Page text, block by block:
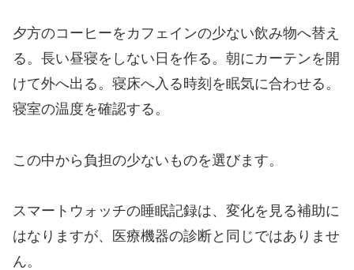
夕方のコーヒーをカフェインの少ない飲み物へ替え
る。長い昼寝をしない日を作る。朝にカーテンを開
けて外へ出る。寝床へ入る時刻を眠気に合わせる。
寝室の温度を確認する。
この中から負担の少ないものを選びます。
スマートウォッチの睡眠記録は、変化を見る補助に
はなりますが、医療機器の診断と同じではありませ
ん。